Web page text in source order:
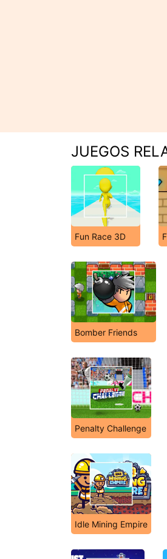
JUEGOS
Fun Race 3D
Bomber Friends
Penalty Challenge
Idle Mining Empire